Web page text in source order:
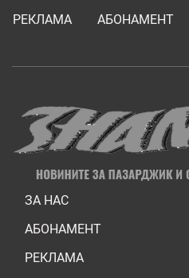
РЕКЛАМА
АБОНАМЕНТ
ЗА НАС
АБОНАМЕНТ
РЕКЛАМА